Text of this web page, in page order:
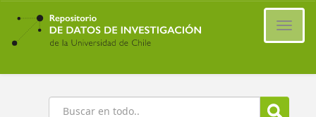
Ir
contenido
principal
Buscar